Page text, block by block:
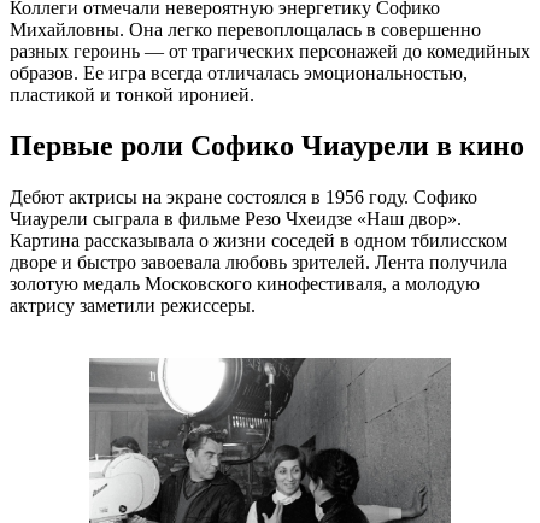
Коллеги отмечали невероятную энергетику Софико
Михайловны. Она легко перевоплощалась в совершенно
разных героинь — от трагических персонажей до комедийных
образов. Ее игра всегда отличалась эмоциональностью,
пластикой и тонкой иронией.
Первые роли Софико Чиаурели в кино
Дебют актрисы на экране состоялся в 1956 году. Софико
Чиаурели сыграла в фильме Резо Чхеидзе «Наш двор».
Картина рассказывала о жизни соседей в одном тбилисском
дворе и быстро завоевала любовь зрителей. Лента получила
золотую медаль Московского кинофестиваля, а молодую
актрису заметили режиссеры.